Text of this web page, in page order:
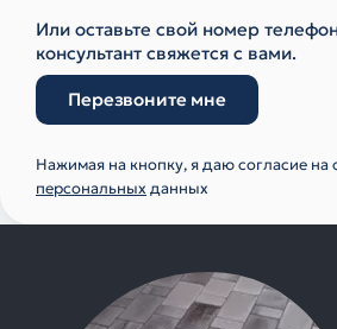
Или оставьте свой номер
консультант свяжется с вами.
Перезвоните мне
Нажимая на кнопку, я даю согласие на
персональныхданных